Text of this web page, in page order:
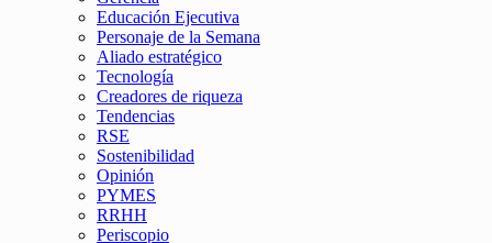
Educación Ejecutiva
Personaje de la Semana
Aliado estratégico
Tecnología
Creadores de riqueza
Tendencias
RSE
Sostenibilidad
Opinión
PYMES
RRHH
Periscopio